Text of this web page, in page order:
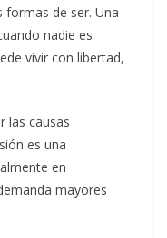
de ser. Una
nadie es
vivir con libertad,
las causas
es una
en
mayores